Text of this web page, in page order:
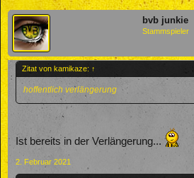
bvb junkie
Stammspieler
Zitat von kamikaze: ↑
hoffentlich verlängerung
Ist bereits in der Verlängerung...
2. Februar 2021